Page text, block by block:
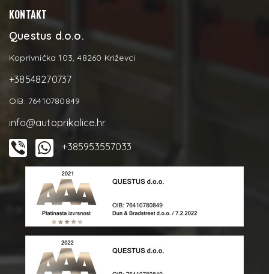
KONTAKT
Questus d.o.o.
Koprivnička 103, 48260 Križevci
+38548270737
OIB: 76410780849
info@autoprikolice.hr
+385953557033